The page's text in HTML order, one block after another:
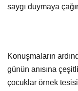
saygı duymaya
Konuşmaların
günün anısına
çocuklar örnek